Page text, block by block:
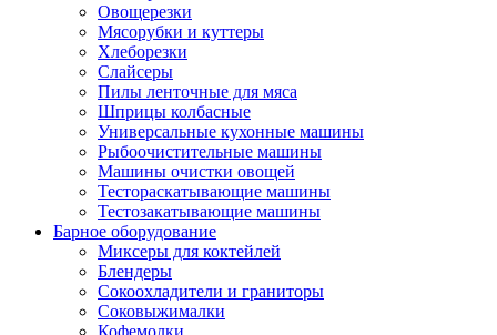
Овощерезки
Мясорубки и куттеры
Хлеборезки
Слайсеры
Пилы ленточные для мяса
Шприцы колбасные
Универсальные кухонные машины
Рыбоочистительные машины
Машины очистки овощей
Тестораскатывающие машины
Тестозакатывающие машины
Барное оборудование
Миксеры для коктейлей
Блендеры
Сокоохладители и граниторы
Соковыжималки
Кофемолки